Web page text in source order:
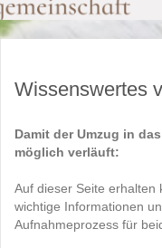
Wissenswertes
Damit der Umzug in
möglich verläuft:
Auf dieser Seite erhalten
wichtige Informationen
Aufnahmeprozess für